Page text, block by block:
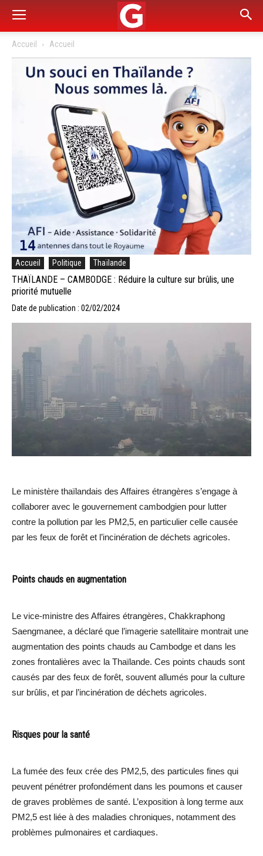
Accueil Accueil
Accueil Politique Thaïlande
THAÏLANDE – CAMBODGE : Réduire la culture sur brûlis, une
priorité mutuelle
Date de publication : 02/02/2024
Le ministère thaïlandais des Affaires étrangères s’engage à
collaborer avec le gouvernement cambodgien pour lutter
contre la pollution par les PM2,5, en particulier celle causée
par les feux de forêt et l’incinération de déchets agricoles.
Points chauds en augmentation
Le vice-ministre des Affaires étrangères, Chakkraphong
Saengmanee, a déclaré que l’imagerie satellitaire montrait une
augmentation des points chauds au Cambodge et dans les
zones frontalières avec la Thaïlande. Ces points chauds sont
causés par des feux de forêt, souvent allumés pour la culture
sur brûlis, et par l’incinération de déchets agricoles.
Risques pour la santé
La fumée des feux crée des PM2,5, des particules fines qui
peuvent pénétrer profondément dans les poumons et causer
de graves problèmes de santé. L’exposition à long terme aux
PM2,5 est liée à des maladies chroniques, notamment des
problèmes pulmonaires et cardiaques.